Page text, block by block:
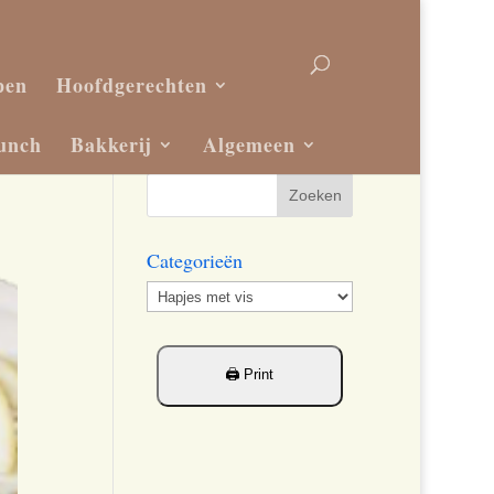
Hoofdgerechten
Bakkerij Algemeen
Categorieën
Categorieën